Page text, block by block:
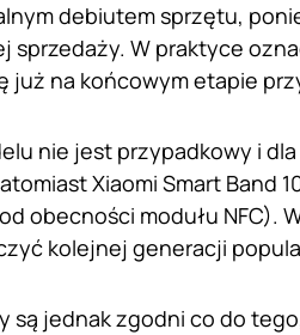
debiutem sprzętu,
sprzedaży. W praktyce
już na końcowym etapie
nie jest przypadkowy i
Xiaomi Smart Band
obecności modułu NFC).
kolejnej generacji
są jednak zgodni co do